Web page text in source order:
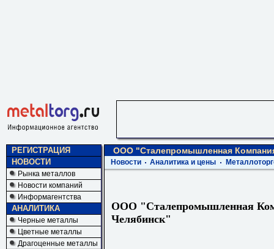
РЕГИСТРАЦИЯ
НОВОСТИ
Рынка металлов
Новости компаний
Информагентства
АНАЛИТИКА
Черные металлы
Цветные металлы
Драгоценные металлы
ООО "Сталепромышленная
Новости Аналитика и цены
ООО "Сталепромышленная
Челябинск"